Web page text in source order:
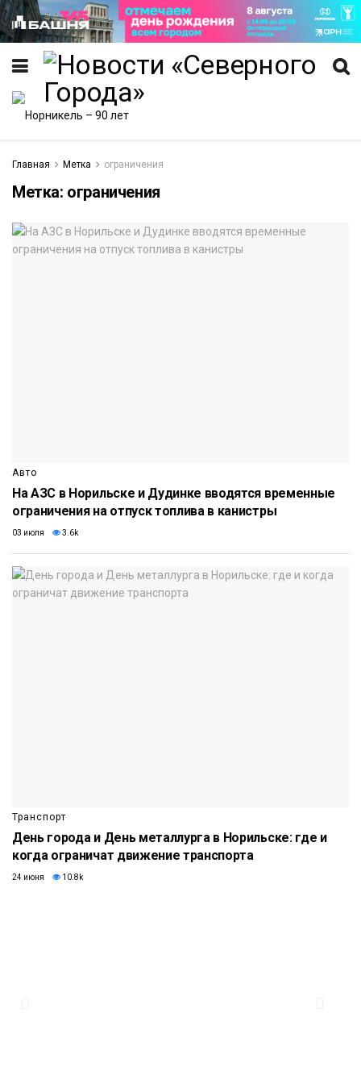
Главная Метка ограничения
Метка: ограничения
Авто
На АЗС в Норильске и Дудинке вводятся временные
ограничения на отпуск топлива в канистры
03 июля 3.6k
Транспорт
День города и День металлурга в Норильске: где и
когда ограничат движение транспорта
24 июня 10.8k